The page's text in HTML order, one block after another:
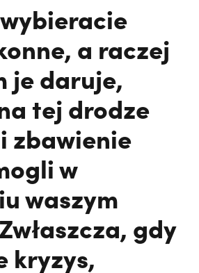
a raczej
je daruje,
tej drodze
zbawienie
w
waszym
gdy
kryzys,